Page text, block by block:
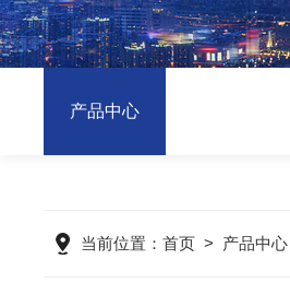
产品中心
当前位置：首页 > 产品中心